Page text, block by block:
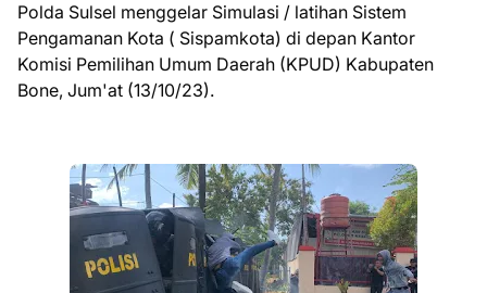
Polda Sulsel menggelar Simulasi / latihan Sistem
Pengamanan Kota ( Sispamkota) di depan Kantor
Komisi Pemilihan Umum Daerah (KPUD) Kabupaten
Bone, Jum'at (13/10/23).